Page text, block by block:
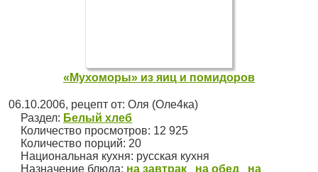
«Мухоморы» из яиц и помидоров
06.10.2006, рецепт от: Оля (Оле4ка)
Раздел: Белый хлеб
Количество просмотров: 12 925
Количество порций: 20
Национальная кухня: русская кухня
Назначение блюда: на завтрак на обед
на